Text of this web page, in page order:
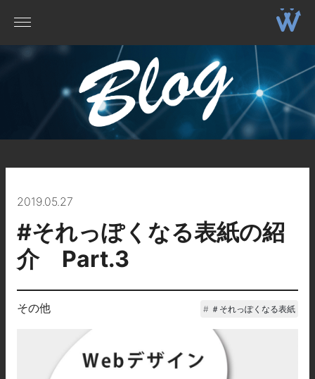
2019.05.27
#それっぽくなる表紙の紹
介 Part.3
その他 ＃それっぽくなる表紙